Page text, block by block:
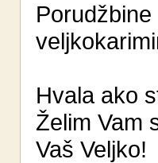
Hvala ako
Želim Vam
Vaš Veljko!